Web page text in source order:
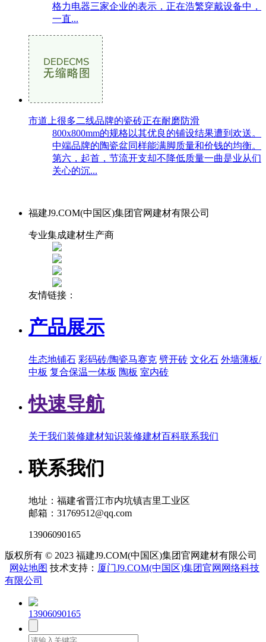
格力电器三家企业的表示，正在浩繁穿戴设备中，
一直...
市道上很多二线品牌的瓷砖正在耐磨防滑
800x800mm的规格以其优良的铺设结果遭到欢送。
中端品牌的陶瓷盆同样能满脚质量和价钱的均衡。
第六，起首，节流开支却不降低质量一曲是业从们
关心的沉...
福建J9.COM(中国区)集团官网建材有限公司
专业集成建材生产商
友情链接：
产品展示
生态地铺石 彩码砖/陶瓷马赛克 劈开砖 文化石 外墙薄板/
中板 复合保温一体板 陶板 室内砖
快速导航
关于我们装修建材知识装修建材百科联系我们
联系我们
地址：福建省晋江市内坑镇吉里工业区
邮箱：31769512@qq.com
13906090165
版权所有 © 2023 福建J9.COM(中国区)集团官网建材有限公司
网站地图 技术支持： 厦门J9.COM(中国区)集团官网网络科技
有限公司
13906090165